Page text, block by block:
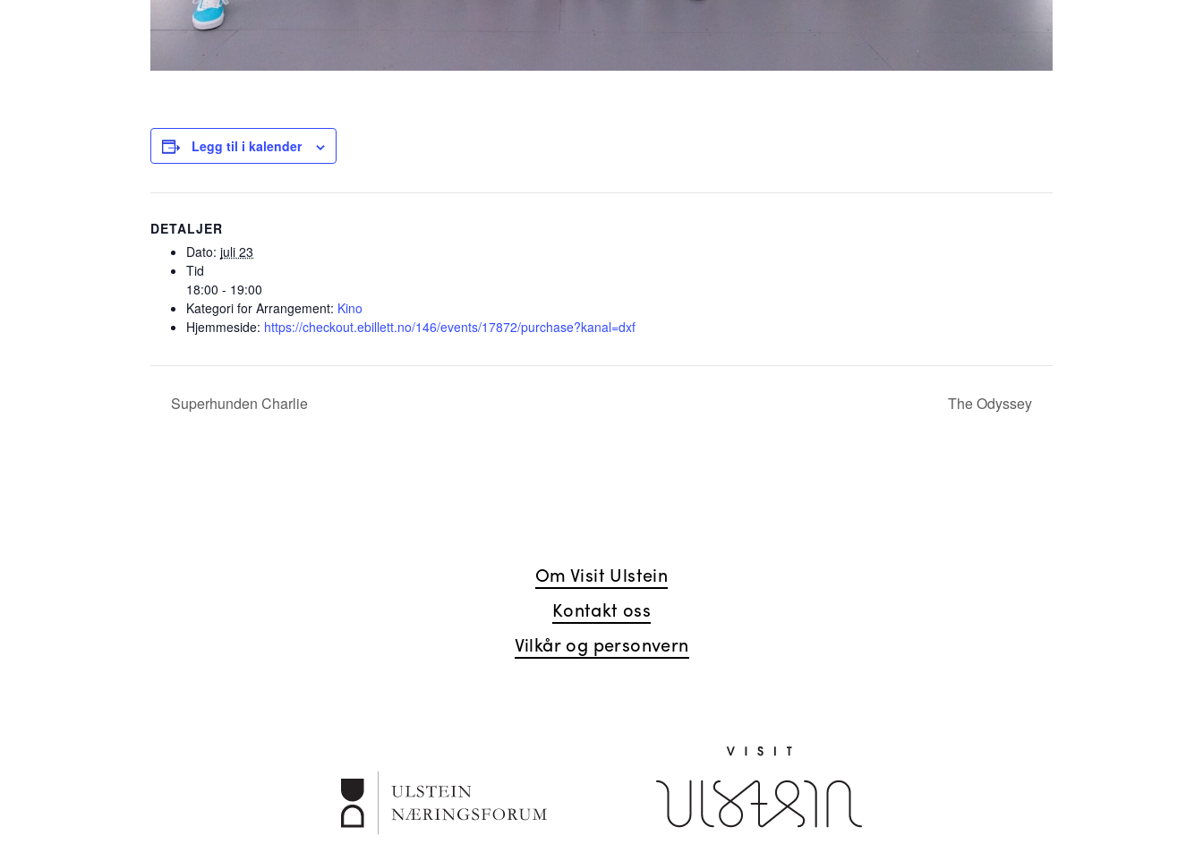
Legg til i kalender
DETALJER
Dato: juli 23
Tid
18:00 - 19:00
Kategori for Arrangement: Kino
Hjemmeside: https://checkout.ebillett.no/146/events/17872/purchase?kanal=dxf
Superhunden Charlie The Odyssey
Om Visit Ulstein
Kontakt oss
Vilkår og personvern